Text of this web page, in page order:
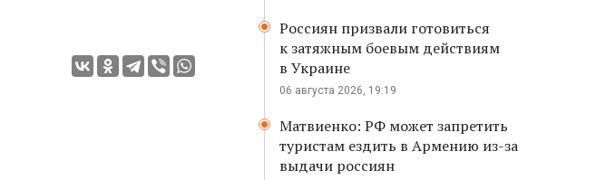
Россиян призвали готовиться
к затяжным боевым действиям
в Украине
06 августа 2026, 19:19
Матвиенко: РФ может запретить
туристам ездить в Армению из-за
выдачи россиян